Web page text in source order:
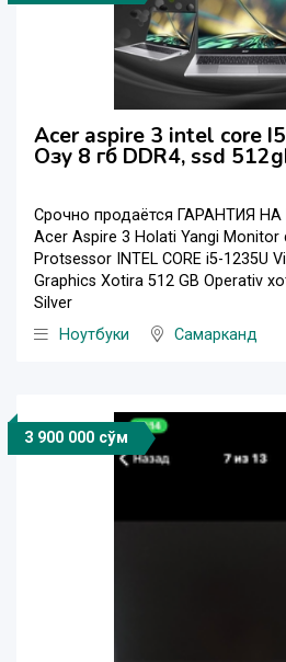
Acer aspire 3 intel core
Озу 8 гб DDR4, ssd
Срочно продаётся ГАРАНТИЯ НА
Acer Aspire 3 Holati Yangi
Protsessor INTEL CORE i5-1235U
Graphics Xotira 512 GB Operativ
Silver
Ноутбуки
Самарканд
3 900 000 сўм